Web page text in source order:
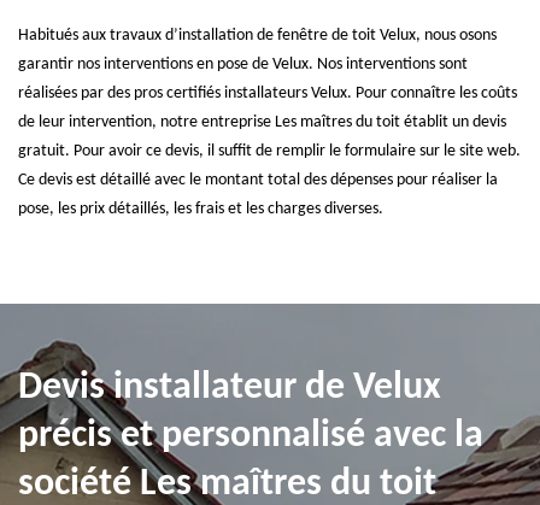
Habitués aux travaux d’installation de fenêtre de toit Velux, nous osons
garantir nos interventions en pose de Velux. Nos interventions sont
réalisées par des pros certifiés installateurs Velux. Pour connaître les coûts
de leur intervention, notre entreprise Les maîtres du toit établit un devis
gratuit. Pour avoir ce devis, il suffit de remplir le formulaire sur le site web.
Ce devis est détaillé avec le montant total des dépenses pour réaliser la
pose, les prix détaillés, les frais et les charges diverses.
Devis installateur de Velux
précis et personnalisé avec la
société Les maîtres du toit